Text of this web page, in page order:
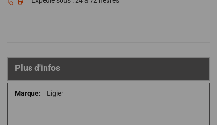
Plus d'infos
Plus
Ligier